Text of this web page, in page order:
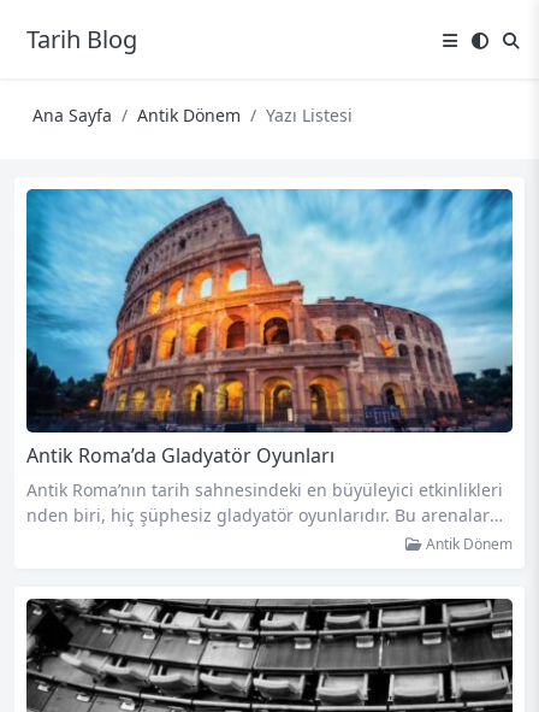
Tarih Blog
Ana Sayfa Antik Dönem Yazı Listesi
Antik Roma’da Gladyatör Oyunları
Antik Roma’nın tarih sahnesindeki en büyüleyici etkinlikleri
nden biri, hiç şüphesiz gladyatör oyunlarıdır. Bu arenalarda
gerçekleşen savaş gösterileri, Roma halkını hem eğlendiren
meye hazır olun. Gladyatör oyunları, M.Ö. 3. yüzyılda başla
mış ve M.S. 5. yüzyıla kadar devam etmiştir. Bu dönemde,…
Antik Dönem